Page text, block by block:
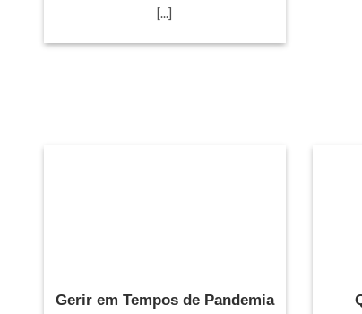
[...]
Gerir em Tempos de Pandemia